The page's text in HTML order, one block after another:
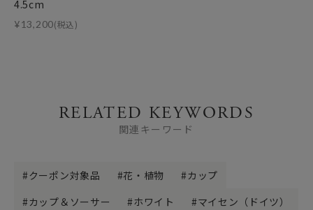
4.5cm
¥13,200(税込)
RELATED KEYWORDS
関連キーワード
クーポン対象品 花・植物
カップ
カップ＆ソーサー
ホワイト マイセン（ドイツ）